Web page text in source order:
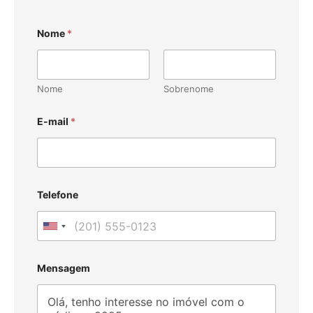
Nome *
Nome Sobrenome
E-mail *
Telefone
U
i
t
e
Mensagem